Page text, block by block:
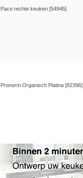
Paco rechte keuken [54945]
Pronorm Organisch Platina [82396]